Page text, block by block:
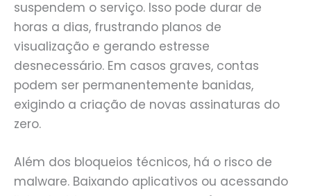
suspendem o serviço. Isso pode durar de
horas a dias, frustrando planos de
visualização e gerando estresse
desnecessário. Em casos graves, contas
podem ser permanentemente banidas,
exigindo a criação de novas assinaturas do
zero.
Além dos bloqueios técnicos, há o risco de
malware. Baixando aplicativos ou acessando